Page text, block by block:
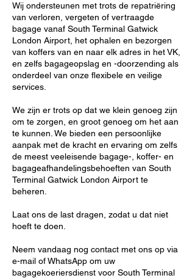
Wij ondersteunen met trots de repatriëring
van verloren, vergeten of vertraagde
bagage vanaf South Terminal Gatwick
London Airport, het ophalen en bezorgen
van koffers van en naar elk adres in het VK,
en zelfs bagageopslag en -doorzending als
onderdeel van onze flexibele en veilige
services.
We zijn er trots op dat we klein genoeg zijn
om te zorgen, en groot genoeg om het aan
te kunnen. We bieden een persoonlijke
aanpak met de kracht en ervaring om zelfs
de meest veeleisende bagage-, koffer- en
bagageafhandelingsbehoeften van South
Terminal Gatwick London Airport te
beheren.
Laat ons de last dragen, zodat u dat niet
hoeft te doen.
Neem vandaag nog contact met ons op via
e-mail of WhatsApp om uw
bagagekoeriersdienst voor South Terminal